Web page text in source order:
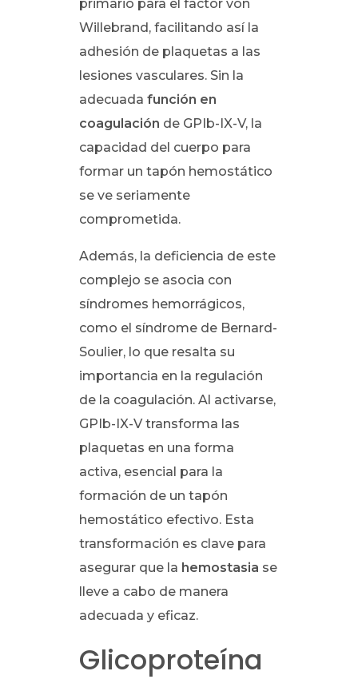
primario para el factor von
Willebrand, facilitando así la
adhesión de plaquetas a las
lesiones vasculares. Sin la
adecuadafunción en
coagulación de GPIb-IX-V, la
capacidad del cuerpo para
formar un tapón hemostático
se ve seriamente
comprometida.
Además, la deficiencia de este
complejo se asocia con
síndromes hemorrágicos,
como el síndrome de Bernard-
Soulier, lo que resalta su
importancia en la regulación
de la coagulación. Al activarse,
GPIb-IX-V transforma las
plaquetas en una forma
activa, esencial para la
formación de un tapón
hemostático efectivo. Esta
transformación es clave para
asegurar que la hemostasia se
lleve a cabo de manera
adecuada y eficaz.
Glicoproteína